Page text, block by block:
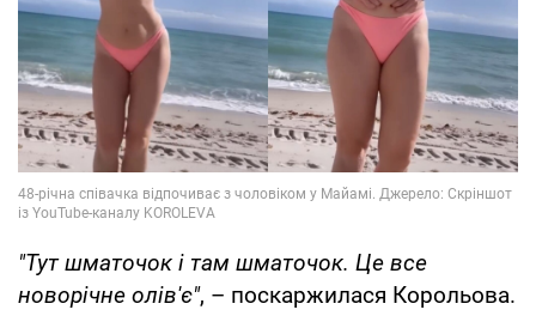
"Тут шматочок і там шматочок. Це все
новорічне олів'є", – поскаржилася Корольова.